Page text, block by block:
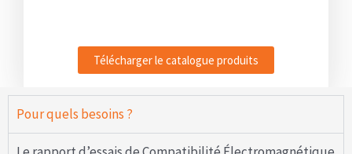
Télécharger le catalogue produits
Pour quels besoins ?